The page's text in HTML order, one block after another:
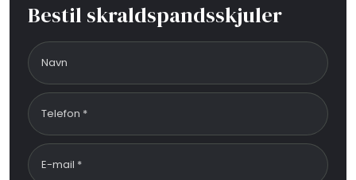
Bestil skraldspandsskjuler